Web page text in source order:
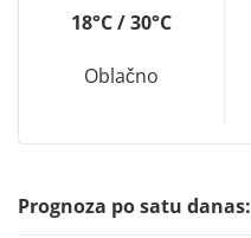
18°C / 30°C
Oblačno
Prognoza po satu danas: